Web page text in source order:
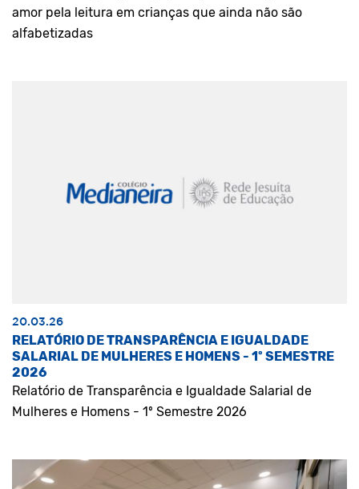
amor pela leitura em crianças que ainda não são
alfabetizadas
20.03.26
RELATÓRIO DE TRANSPARÊNCIA E IGUALDADE
SALARIAL DE MULHERES E HOMENS - 1º SEMESTRE
2026
Relatório de Transparência e Igualdade Salarial de
Mulheres e Homens - 1º Semestre 2026